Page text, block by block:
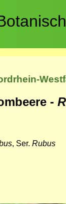
-
, Ser. Rubus